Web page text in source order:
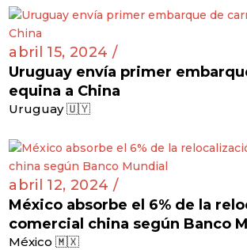
abril 15, 2024 /
Uruguay envía primer
equina a China
Uruguay 🇺🇾
abril 12, 2024 /
México absorbe el 6% de la
comercial china según Banco
México 🇲🇽